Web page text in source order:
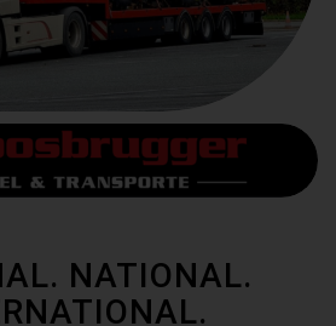
NATIONAL.